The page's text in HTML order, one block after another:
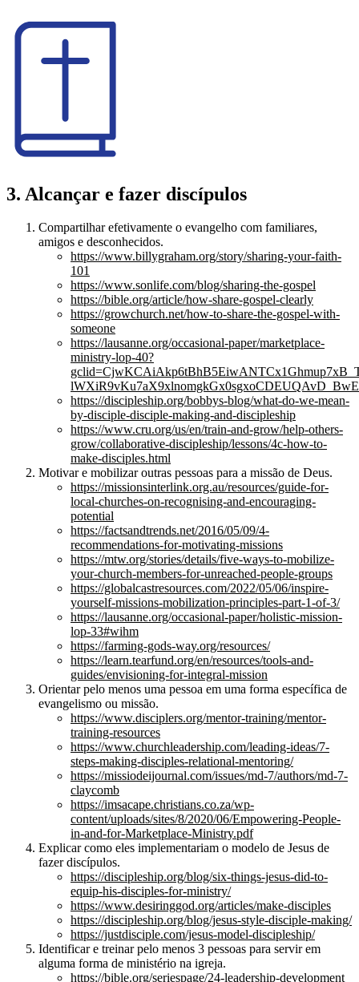
3. Alcançar e fazer discípulos
Compartilhar efetivamente o evangelho com familiares,
amigos e desconhecidos.
https://www.billygraham.org/story/sharing-your-faith-
101
https://www.sonlife.com/blog/sharing-the-gospel
https://bible.org/article/how-share-gospel-clearly
https://growchurch.net/how-to-share-the-gospel-with-
someone
https://lausanne.org/occasional-paper/marketplace-
ministry-lop-40?
lWXiR9vKu7aX9xlnomgkGx0sgxoCDEUQAvD_BwE
https://discipleship.org/bobbys-blog/what-do-we-mean-
by-disciple-disciple-making-and-discipleship
https://www.cru.org/us/en/train-and-grow/help-others-
grow/collaborative-discipleship/lessons/4c-how-to-
make-disciples.html
Motivar e mobilizar outras pessoas para a missão de Deus.
https://missionsinterlink.org.au/resources/guide-for-
local-churches-on-recognising-and-encouraging-
potential
https://factsandtrends.net/2016/05/09/4-
recommendations-for-motivating-missions
https://mtw.org/stories/details/five-ways-to-mobilize-
your-church-members-for-unreached-people-groups
https://globalcastresources.com/2022/05/06/inspire-
yourself-missions-mobilization-principles-part-1-of-3/
https://lausanne.org/occasional-paper/holistic-mission-
lop-33#wihm
https://farming-gods-way.org/resources/
https://learn.tearfund.org/en/resources/tools-and-
guides/envisioning-for-integral-mission
Orientar pelo menos uma pessoa em uma forma específica de
evangelismo ou missão.
https://www.disciplers.org/mentor-training/mentor-
training-resources
https://www.churchleadership.com/leading-ideas/7-
steps-making-disciples-relational-mentoring/
https://missiodeijournal.com/issues/md-7/authors/md-7-
claycomb
https://imsacape.christians.co.za/wp-
content/uploads/sites/8/2020/06/Empowering-People-
in-and-for-Marketplace-Ministry.pdf
Explicar como eles implementariam o modelo de Jesus de
fazer discípulos.
https://discipleship.org/blog/six-things-jesus-did-to-
equip-his-disciples-for-ministry/
https://www.desiringgod.org/articles/make-disciples
https://discipleship.org/blog/jesus-style-disciple-making/
https://justdisciple.com/jesus-model-discipleship/
Identificar e treinar pelo menos 3 pessoas para servir em
alguma forma de ministério na igreja.
https://bible.org/seriespage/24-leadership-development